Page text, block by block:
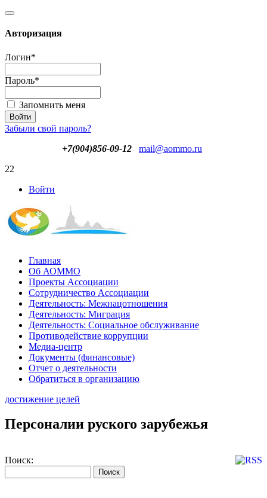
Авторизация
Логин*
Пароль*
Запомнить меня
Забыли свой пароль?
+7(904)856-09-12
mail@aommo.ru
22
Войти
Главная
Об АОММО
Проекты Ассоциации
Сотрудничество Ассоциации
Деятельность: Межнацотношения
Деятельность: Миграция
Деятельность: Социальное обслуживание
Противодействие коррупции
Медиа-центр
Документы (финансовые)
Отчет о деятельности
Обратиться в организацию
достижение целей
Персоналии руского зарубежья
Поиск: